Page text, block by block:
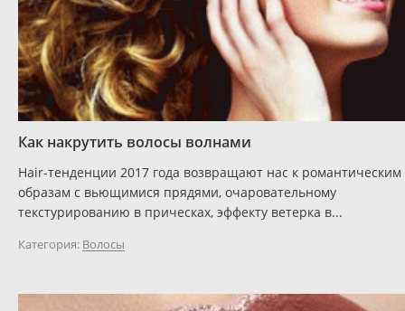
Как накрутить волосы волнами
Hair-тенденции 2017 года возвращают нас к романтическим
образам с вьющимися прядями, очаровательному
текстурированию в прическах, эффекту ветерка в...
Категория: Волосы